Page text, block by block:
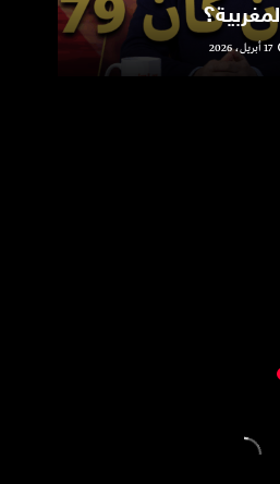
17 أبريل، 2026